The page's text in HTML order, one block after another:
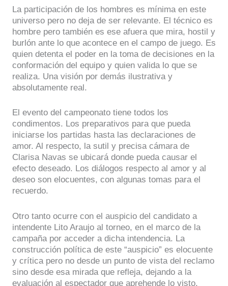
La participación de los hombres es mínima en este
universo pero no deja de ser relevante. El técnico es
hombre pero también es ese afuera que mira, hostil y
burlón ante lo que acontece en el campo de juego. Es
quien detenta el poder en la toma de decisiones en la
conformación del equipo y quien valida lo que se
realiza. Una visión por demás ilustrativa y
absolutamente real.
El evento del campeonato tiene todos los
condimentos. Los preparativos para que pueda
iniciarse los partidas hasta las declaraciones de
amor. Al respecto, la sutil y precisa cámara de
Clarisa Navas se ubicará donde pueda causar el
efecto deseado. Los diálogos respecto al amor y al
deseo son elocuentes, con algunas tomas para el
recuerdo.
Otro tanto ocurre con el auspicio del candidato a
intendente Lito Araujo al torneo, en el marco de la
campaña por acceder a dicha intendencia. La
construcción política de este “auspicio” es elocuente
y crítica pero no desde un punto de vista del reclamo
sino desde esa mirada que refleja, dejando a la
evaluación al espectador que aprehende lo visto.